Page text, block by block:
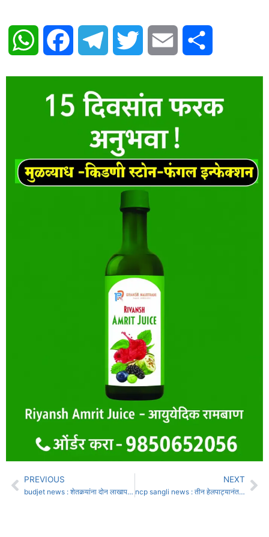
WhatsAppFacebook Telegram Twitter Email
PREVIOUS
budjet news : शेतकर्‍यांना दोन लाखापर्यंत कर्जमाफी जाहीर
NEXT
ncp sangli news : तीन हेलपाट्यानंतर अखेर राष्ट्रवादीची गटनोंदणी